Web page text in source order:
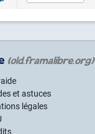
officiel
(old.framalibre.org)
et astuces
légales